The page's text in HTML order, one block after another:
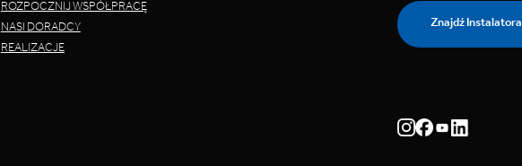
ROZPOCZNIJ WSPÓŁPRACĘ
NASI DORADCY
REALIZACJE
Znajdź Instalatora